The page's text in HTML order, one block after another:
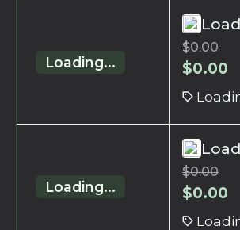
Loading...
$0.00
$0.00
Loading...
$0.00
$0.00